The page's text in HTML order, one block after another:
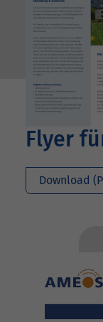
Flyer
Download